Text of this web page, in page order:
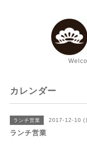
カレンダー
ランチ営業 2017-12-10 (
ランチ営業